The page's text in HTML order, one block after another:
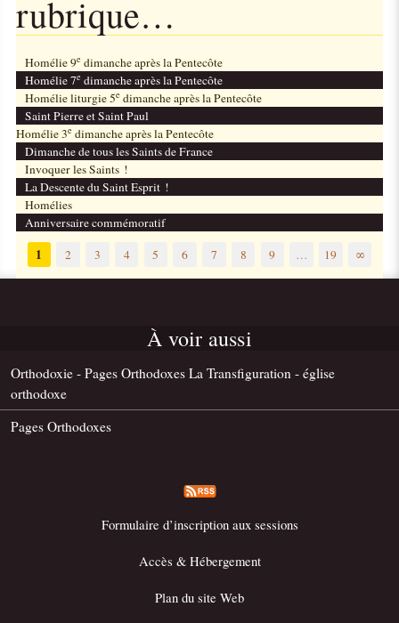
rubrique…
Homélie 9e dimanche après la Pentecôte
Homélie 7e dimanche après la Pentecôte
Homélie liturgie 5e dimanche après la Pentecôte
Saint Pierre et Saint Paul
Homélie 3e dimanche après la Pentecôte
Dimanche de tous les Saints de France
Invoquer les Saints !
La Descente du Saint Esprit !
Homélies
Anniversaire commémoratif
1 2 3 4 5 6 7 8 9 … 19 ∞
À voir aussi
Orthodoxie - Pages Orthodoxes La Transfiguration - église
orthodoxe
Pages Orthodoxes
Formulaire d’inscription aux sessions
Accès & Hébergement
Plan du site Web